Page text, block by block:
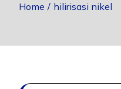
Home hilirisasi nikel